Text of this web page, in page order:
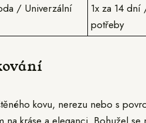
/ Univerzální
1x za 14
potřeby
kovu, nerezu nebo s